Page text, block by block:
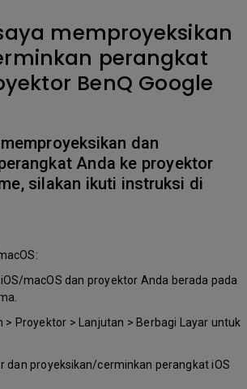
memproyeksikan
perangkat
BenQ Google
dan
Anda ke proyektor
silakan ikuti instruksi di
macOS dan proyektor Anda berada pada
> Proyektor > Lanjutan > Berbagi Layar untuk
dan proyeksikan/cerminkan perangkat iOS